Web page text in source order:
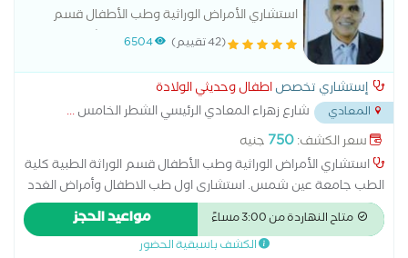
استشاري الأمراض الوراثية وطب الأطفال قسم
الوراثة الطبية كلية الطب جامعة عين شمس.
(42 تقييم) 6504
إستشاري تخصصاطفال وحديثي الولادة
المعادي شارع زهراء المعادي الرئيسي الشطر الخامس...
سعر الكشف:750 جنيه
استشاري الأمراض الوراثية وطب الأطفال قسم الوراثة الطبية كلية
الطب جامعة عين شمس. استشارى اول طب الاطفال وأمراض الغدد
الصماء والسكر للاطفال وحديثى الولادة طب عين شمس مناظرة
حالات داون وذوى الاحتياجات الخاصة متابعة النمو الجسدي كشف
متاح النهاردة من 3:00 مساءً مواعيد الحجز
الكشف باسبقية الحضور